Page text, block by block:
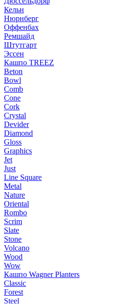
Кельн
Нюрнберг
Оффенбах
Ремшайд
Штутгарт
Эссен
Кашпо TREEZ
Beton
Bowl
Comb
Cone
Cork
Crystal
Devider
Diamond
Gloss
Graphics
Jet
Just
Line Square
Metal
Nature
Oriental
Rombo
Scrim
Slate
Stone
Volcano
Wood
Wow
Кашпо Wagner Planters
Classic
Forest
Steel